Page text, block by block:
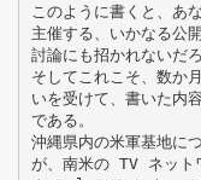
このように書くと、あ
主催する、いかなる公開
討論にも招かれないだろ
そしてこれこそ、数か
いを受けて、書いた内容
である。
沖縄県内の米軍基地に
が、南米の TV ネット